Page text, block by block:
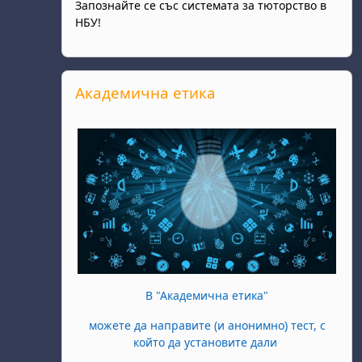
Запознайте се със системата за тюторство в
НБУ!
Прескочи Академична етика
Академична етика
В "Академична етика"
можете да направите (и анонимно) тест, с
който да установите дали